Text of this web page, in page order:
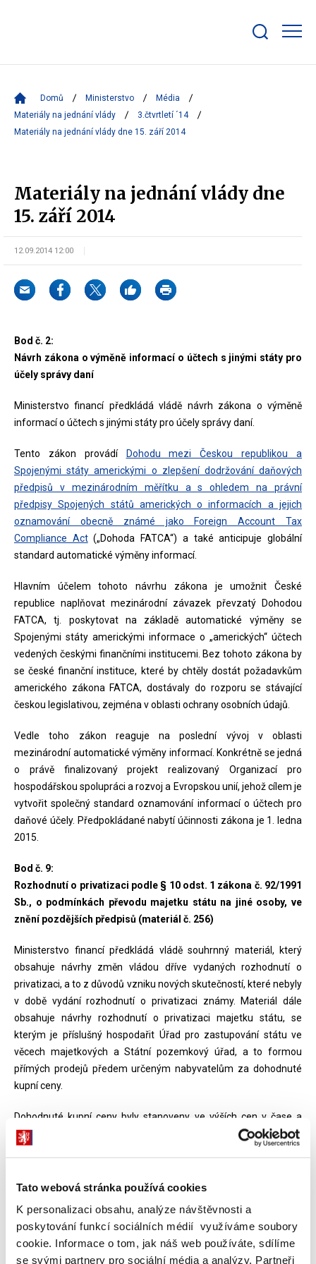
Tato webová stránka používá cookies
K personalizaci obsahu, analýze návštěvnosti a
poskytování funkcí sociálních médií využíváme soubory
cookie. Informace o tom, jak náš web používáte, sdílíme
se svými partnery pro sociální média a analýzy. Partneři
bar
Domů Ministerstvo
Média
Materiály na jednání vlády
3.čtvrtletí ´14
Materiály na jednání vlády dne 15. září 2014
Materiály na jednání vlády dne
15. září 2014
12.09.2014 12:00
Bod č. 2:
Návrh zákona o výměně informací o účtech s jinými státy pro
účely správy daní
Ministerstvo financí předkládá vládě návrh zákona o výměně
informací o účtech s jinými státy pro účely správy daní.
Tento zákon provádí
Dohodu mezi Českou republikou a
Spojenými státy americkými o zlepšení dodržování daňových
předpisů v mezinárodním měřítku a s ohledem na právní
předpisy Spojených států amerických o informacích a jejich
oznamování obecně známé jako Foreign Account Tax
Compliance Act(„Dohoda FATCA“) a také anticipuje globální
standard automatické výměny informací.
Hlavním účelem tohoto návrhu zákona je umožnit České
republice naplňovat mezinárodní závazek převzatý Dohodou
FATCA, tj. poskytovat na základě automatické výměny se
Spojenými státy americkými informace o „amerických“ účtech
vedených českými finančními institucemi. Bez tohoto zákona by
se české finanční instituce, které by chtěly dostát požadavkům
amerického zákona FATCA, dostávaly do rozporu se stávající
českou legislativou, zejména v oblasti ochrany osobních údajů.
Vedle toho zákon reaguje na poslední vývoj v oblasti
mezinárodní automatické výměny informací. Konkrétně se jedná
o právě finalizovaný projekt realizovaný Organizací pro
hospodářskou spolupráci a rozvoj a Evropskou unií, jehož cílem je
vytvořit společný standard oznamování informací o účtech pro
daňové účely. Předpokládané nabytí účinnosti zákona je 1. ledna
2015.
Bod č. 9:
Rozhodnutí o privatizaci podle § 10 odst. 1 zákona č. 92/1991
Sb., o podmínkách převodu majetku státu na jiné osoby, ve
znění pozdějších předpisů (materiál č. 256)
Ministerstvo financí předkládá vládě souhrnný materiál, který
obsahuje návrhy změn vládou dříve vydaných rozhodnutí o
privatizaci, a to z důvodů vzniku nových skutečností, které nebyly
v době vydání rozhodnutí o privatizaci známy. Materiál dále
obsahuje návrhy rozhodnutí o privatizaci majetku státu, se
kterým je příslušný hospodařit Úřad pro zastupování státu ve
věcech majetkových a Státní pozemkový úřad, a to formou
přímých prodejů předem určeným nabyvatelům za dohodnuté
kupní ceny.
Dohodnuté kupní ceny byly stanoveny ve výších cen v čase a
místě obvyklých, zjištěných na základě znaleckých posudků a
dále navýšených o ceny za zpracování těchto posudků. V případě
prvovýrobu je kupní cena stanovena ve výši ocenění majetku
s usnesením vlády ČR ze dne 17. 5. 2006 č. 565, ve znění
usnesení vlády ČR ze dne 4. 1. 2012 č. 8.